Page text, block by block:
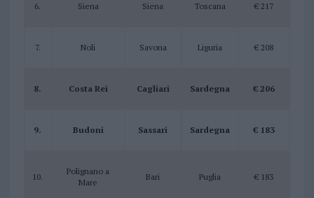
6. Siena Siena Toscana € 217
7. Noli Savona Liguria € 208
8. Costa Rei Cagliari Sardegna € 206
9. Budoni Sassari Sardegna € 183
10.
Polignano a
Mare
Bari Puglia € 183